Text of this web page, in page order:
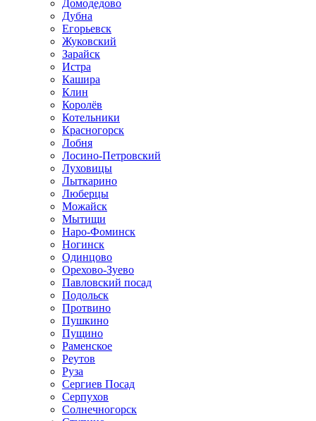
Домодедово
Дубна
Егорьевск
Жуковский
Зарайск
Истра
Кашира
Клин
Королёв
Котельники
Красногорск
Лобня
Лосино-Петровский
Луховицы
Лыткарино
Люберцы
Можайск
Мытищи
Наро-Фоминск
Ногинск
Одинцово
Орехово-Зуево
Павловский посад
Подольск
Протвино
Пушкино
Пущино
Раменское
Реутов
Руза
Сергиев Посад
Серпухов
Солнечногорск